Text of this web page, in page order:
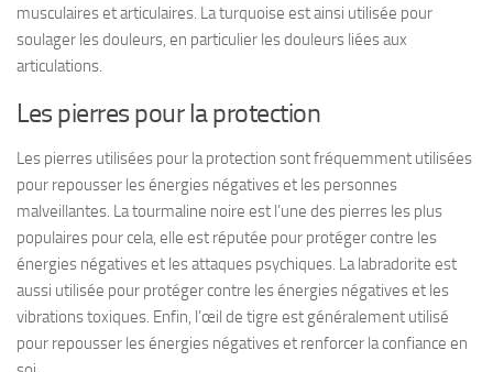
musculaires et articulaires. La turquoise est ainsi utilisée pour
soulager les douleurs, en particulier les douleurs liées aux
articulations.
Les pierres pour la protection
Les pierres utilisées pour la protection sont fréquemment utilisées
pour repousser les énergies négatives et les personnes
malveillantes. La tourmaline noire est l’une des pierres les plus
populaires pour cela, elle est réputée pour protéger contre les
énergies négatives et les attaques psychiques. La labradorite est
aussi utilisée pour protéger contre les énergies négatives et les
vibrations toxiques. Enfin, l’œil de tigre est généralement utilisé
pour repousser les énergies négatives et renforcer la confiance en